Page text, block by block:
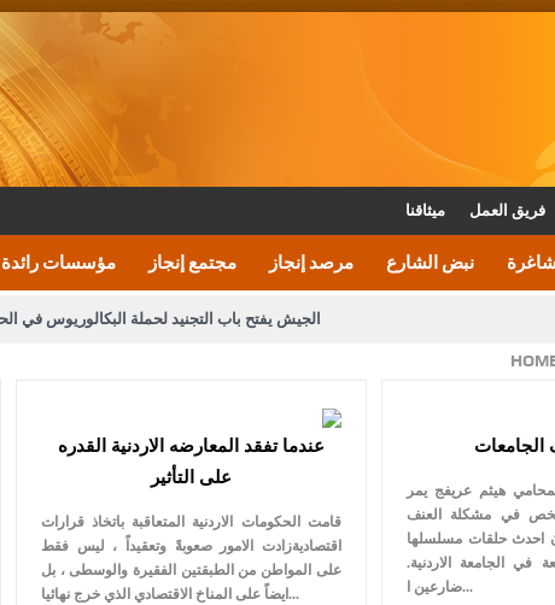
ميثاقنا فريق العمل
مؤسسات رائدة مجتمع إنجاز مرصد إنجاز نبض الشارع
الجيش يفتح باب التجنيد لحملة البكالوريوس في
القاضي يلتقي رؤساء تحرير الصحف اليومية ويؤكد حرص مجلس النواب على
الملك يلتقي مجموعة من رفاق السلاح اتصالا هاتفيا من العاهل البحرينيعندما تفقد المعارضه الاردنية القدره
على التأثير
قامت الحكومات الاردنية المتعاقبة باتخاذ قرارات
اقتصاديةزادت الامور صعوبةً وتعقيداً ، ليس فقط
على المواطن من الطبقتين الفقيرة والوسطى ، بل
ايضاً على المناخ الاقتصادي الذي خرج نهائيا...
هيثم عريفج يمر
في مشكلة العنف
احدث حلقات مسلسلها
في الجامعة الاردنية.
ضارعين ا...